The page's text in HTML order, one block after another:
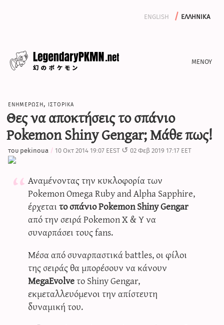
english ελληνικα
αρχειο
γραψε μαζι μας
iv calculator
ενημερωση, ιστορικα
Θες να αποκτήσεις το σπάνιο
Pokemon Shiny Gengar; Μάθε πως!
του pekinoua 10 Οκτ 2014 19:07 EEST 02 Φεβ 2019 17:17 EET
Αναμένοντας την κυκλοφορία των
Pokemon Omega Ruby and Alpha Sapphire,
έρχεταιτο σπάνιο Pokemon Shiny Gengar
από την σειρά Pokemon X & Y να
συναρπάσει τους fans.
Μέσα από συναρπαστικά battles, οι φίλοι
της σειράς θα μπορέσουν να κάνουν
MegaEvolveτο Shiny Gengar,
εκμεταλλευόμενοι την απίστευτη
δυναμική του.